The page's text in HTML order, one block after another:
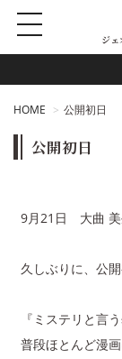
ジ
HOME 公開初日
公開初日
9月21日 大曲 美
久しぶりに、公
『ミステリと言う
普段ほとんど漫